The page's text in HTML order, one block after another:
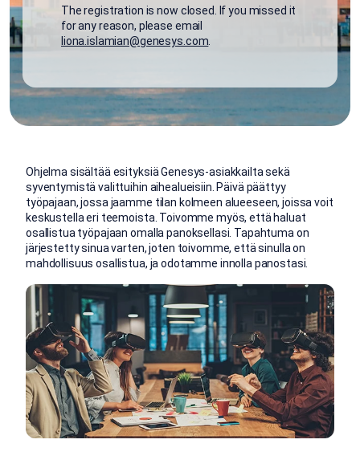
The registration is now closed. If you missed it
for any reason, please email
liona.islamian@genesys.com.
Ohjelma sisältää esityksiä Genesys-asiakkailta sekä
syventymistä valittuihin aihealueisiin. Päivä päättyy
työpajaan, jossa jaamme tilan kolmeen alueeseen, joissa voit
keskustella eri teemoista. Toivomme myös, että haluat
osallistua työpajaan omalla panoksellasi. Tapahtuma on
järjestetty sinua varten, joten toivomme, että sinulla on
mahdollisuus osallistua, ja odotamme innolla panostasi.